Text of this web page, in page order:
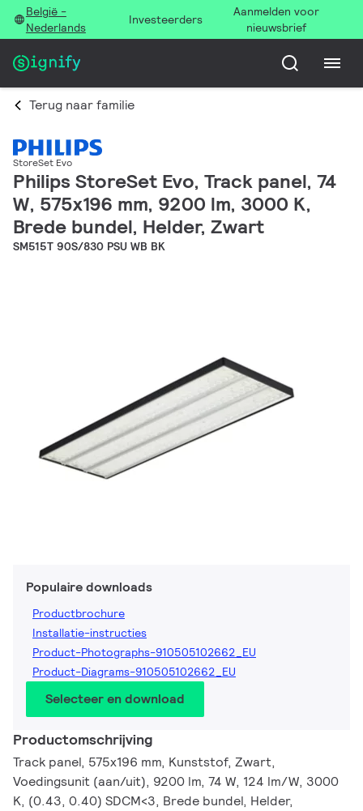
België -
Nederlands
Investeerders
Aanmelden voor
nieuwsbrief
Terug naar familie
StoreSet Evo
Philips StoreSet Evo, Track panel, 74
W, 575x196 mm, 9200 lm, 3000 K,
Brede bundel, Helder, Zwart
SM515T 90S/830 PSU WB BK
Populaire downloads
Productbrochure
Installatie-instructies
Product-Photographs-910505102662_EU
Product-Diagrams-910505102662_EU
Selecteer en download
Productomschrijving
Track panel, 575x196 mm, Kunststof, Zwart,
Voedingsunit (aan/uit), 9200 lm, 74 W, 124 lm/W, 3000
K, (0.43, 0.40) SDCM<3, Brede bundel, Helder,